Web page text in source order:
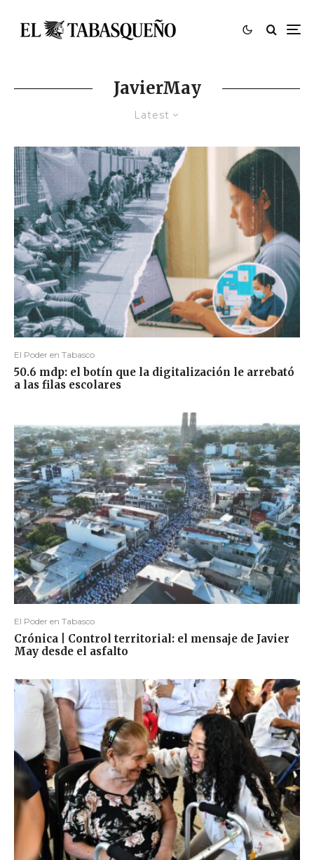
JavierMay
Latest
El Poder en Tabasco
50.6 mdp: el botín que la digitalización le arrebató
a las filas escolares
El Poder en Tabasco
Crónica | Control territorial: el mensaje de Javier
May desde el asfalto